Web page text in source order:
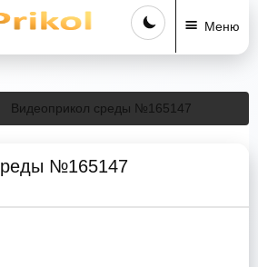
Меню
среды №165147
№165147